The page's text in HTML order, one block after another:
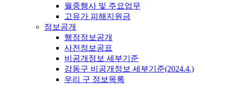
월중행사 및 주요업무
고유가 피해지원금
정보공개
행정정보공개
사전정보공표
비공개정보 세부기준
강동구 비공개정보 세부기준(2024.4.)
우리 구 정보목록